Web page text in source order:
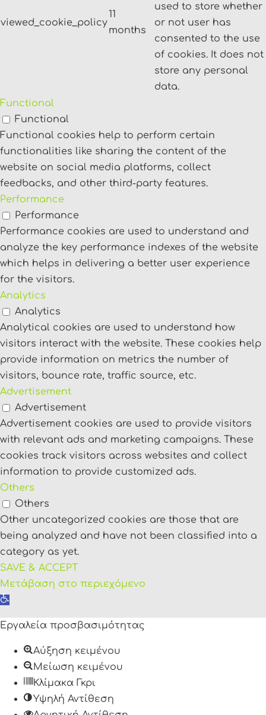
viewed_cookie_policy
11
months
used to store whether
or not user has
consented to the use
of cookies. It does not
store any personal
data.
Functional
Functional
Functional cookies help to perform certain
functionalities like sharing the content of the
website on social media platforms, collect
feedbacks, and other third-party features.
Performance
Performance
Performance cookies are used to understand and
analyze the key performance indexes of the website
which helps in delivering a better user experience
for the visitors.
Analytics
Analytics
Analytical cookies are used to understand how
visitors interact with the website. These cookies help
provide information on metrics the number of
visitors, bounce rate, traffic source, etc.
Advertisement
Advertisement
Advertisement cookies are used to provide visitors
with relevant ads and marketing campaigns. These
cookies track visitors across websites and collect
information to provide customized ads.
Others
Others
Other uncategorized cookies are those that are
being analyzed and have not been classified into a
category as yet.
SAVE & ACCEPT
Μετάβαση στο περιεχόμενο
Ανοίξτε
γραμμή
εργαλείων
Εργαλεία προσβασιμότητας
Αύξηση κειμένου
Μείωση κειμένου
Κλίμακα Γκρι
Υψηλή Αντίθεση